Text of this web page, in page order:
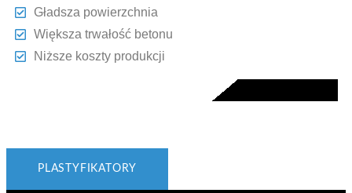
Gładsza powierzchnia
Większa trwałość betonu
Niższe koszty produkcji
PLASTYFIKATORY